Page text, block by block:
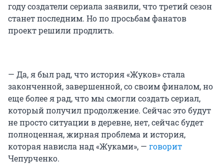
году создатели сериала заявили, что третий сезон
станет последним. Но по просьбам фанатов
проект решили продлить.
— Да, я был рад, что история «Жуков» стала
законченной, завершенной, со своим финалом, но
еще более я рад, что мы смогли создать сериал,
который получил продолжение. Сейчас это будут
не просто ситуации в деревне, нет, сейчас будет
полноценная, жирная проблема и история,
которая нависла над «Жуками», — говорит
Чепурченко.